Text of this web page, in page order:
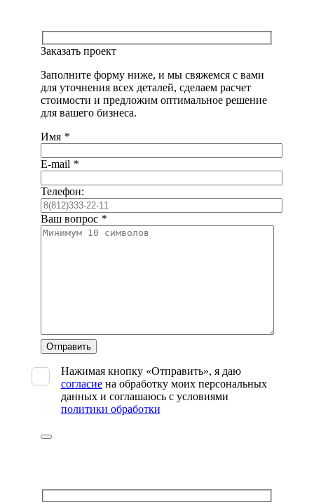
Заказать проект
Заполните форму ниже, и мы свяжемся с вами
для уточнения всех деталей, сделаем расчет
стоимости и предложим оптимальное решение
для вашего бизнеса.
Имя *
E-mail *
Телефон:
Ваш вопрос *
Оставьте
это
поле
пустым.
Нажимая кнопку «Отправить», я даю
согласиена обработку моих персональных
данных и соглашаюсь с условиями
политики обработки